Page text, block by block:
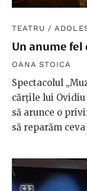
TEATRU /
Un anume fel
OANA STOICA
Spectacolul
cărțile lui Ovidiu
să arunce o
să reparăm